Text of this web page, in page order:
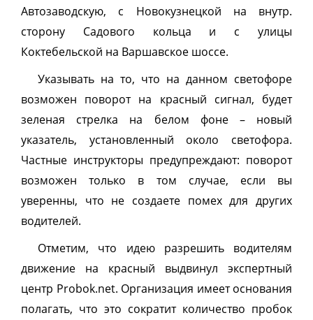
Автозаводскую, с Новокузнецкой на внутр.
сторону Садового кольца и с улицы
Коктебельской на Варшавское шоссе.
Указывать на то, что на данном светофоре
возможен поворот на красный сигнал, будет
зеленая стрелка на белом фоне – новый
указатель, установленный около светофора.
Частные инструкторы предупреждают: поворот
возможен только в том случае, если вы
уверенны, что не создаете помех для других
водителей.
Отметим, что идею разрешить водителям
движение на красный выдвинул экспертный
центр Probok.net. Организация имеет основания
полагать, что это сократит количество пробок